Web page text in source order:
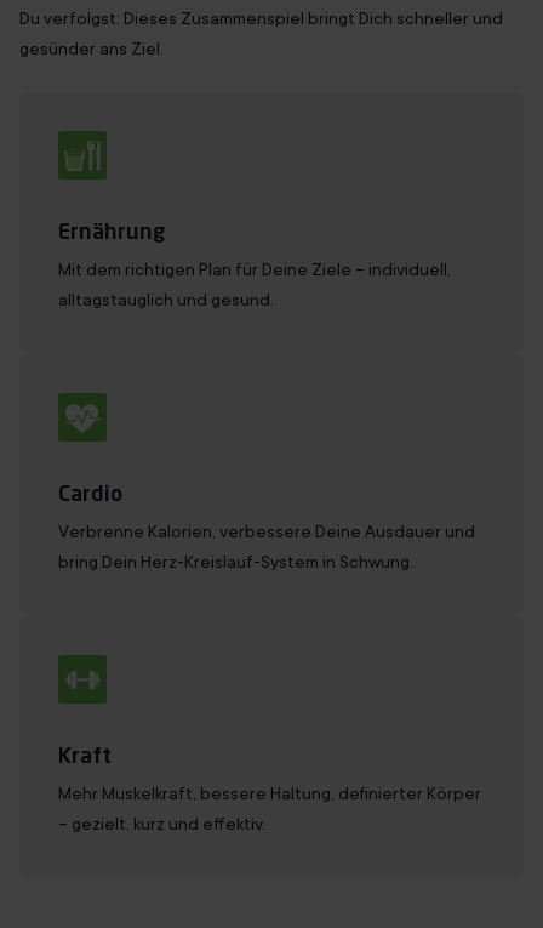
Du verfolgst: Dieses Zusammenspiel bringt Dich schneller und
gesünder ans Ziel.
Ernährung
Mit dem richtigen Plan für Deine Ziele – individuell,
alltagstauglich und gesund.
Cardio
Verbrenne Kalorien, verbessere Deine Ausdauer und
bring Dein Herz-Kreislauf-System in Schwung.
Kraft
Mehr Muskelkraft, bessere Haltung, definierter Körper
– gezielt, kurz und effektiv.